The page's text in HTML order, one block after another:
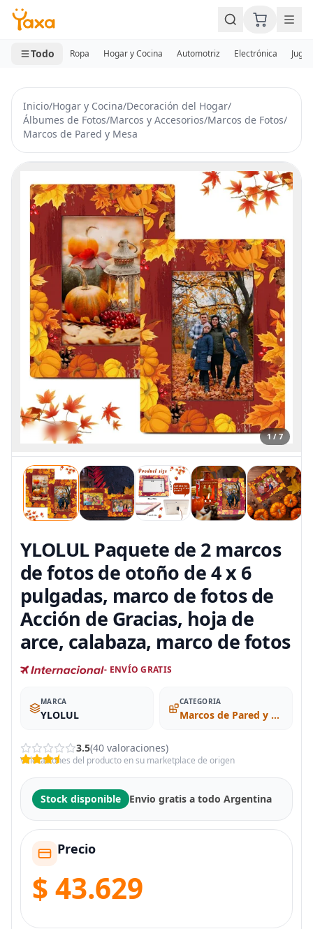
MINI CARRITO
0 productos
Todo Ropa Hogar y Cocina Automotriz Electrónica
Inicio/Hogar y Cocina/Decoración del Hogar/
Álbumes de Fotos/Marcos y Accesorios/Marcos de Fotos/
Marcos de Pared y Mesa
1 / 7
YLOLUL Paquete de 2 marcos
de fotos de otoño de 4 x 6
pulgadas, marco de fotos de
Acción de Gracias, hoja de
arce, calabaza, marco de fotos
- ENVÍO GRATIS
MARCA
YLOLUL
CATEGORIA
Marcos de Pared y Mesa
3.5(40 valoraciones)
Valoraciones del producto en su marketplace de origen
Stock disponible Envio gratis a todo Argentina
Precio
$ 43.629